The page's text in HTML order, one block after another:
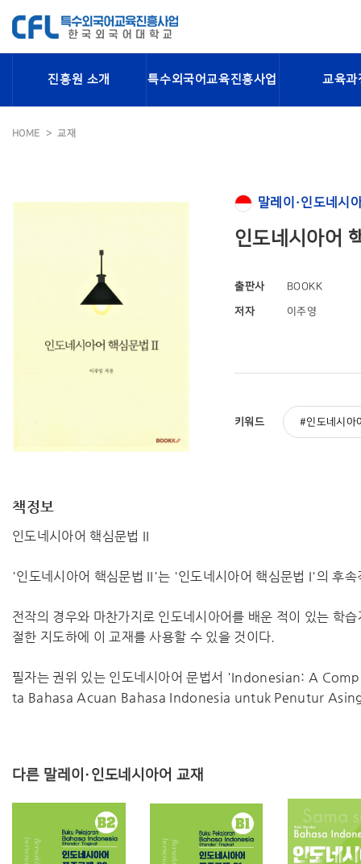
진흥원 소개 특수외국어교육진흥사업 교육과
HOME 교재
말레이·인도네시
인도네시아어
출판사 BOOKK
저자 이주영
키워드 인도네시아
책정보
인도네시아어 핵심문법 II
'인도네시아어 핵심문법 II'는 '인도네시아어 핵심문법 I'의 후
전작의 경우와 마찬가지로 인도네시아어를 배운 적이 있는 학
절한 지도하에 이 교재를 사용할 수 있을 것이다.
필자는 권위 있는 인도네시아어 문법서 'Indonesian: A
ta Bahasa Acuan Bahasa Indonesia untuk Penutur Asing'
다른 말레이·인도네시아어 교재